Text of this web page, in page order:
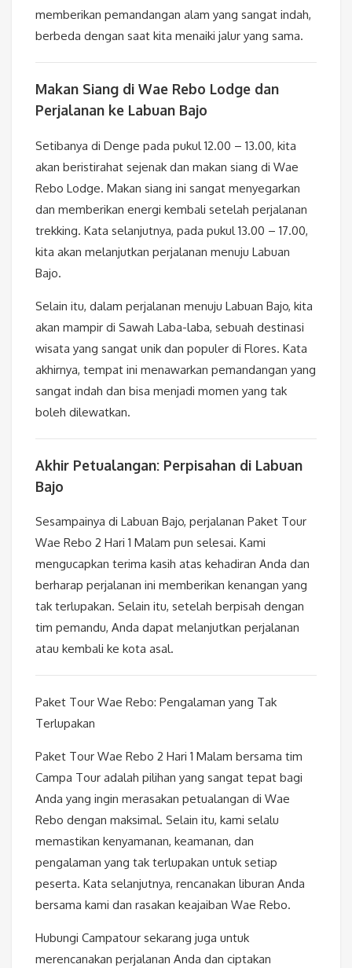
memberikan pemandangan alam yang sangat indah,
berbeda dengan saat kita menaiki jalur yang sama.
Makan Siang di Wae Rebo Lodge dan
Perjalanan ke Labuan Bajo
Setibanya di Denge pada pukul 12.00 – 13.00, kita
akan beristirahat sejenak dan makan siang di Wae
Rebo Lodge. Makan siang ini sangat menyegarkan
dan memberikan energi kembali setelah perjalanan
trekking. Kata selanjutnya, pada pukul 13.00 – 17.00,
kita akan melanjutkan perjalanan menuju Labuan
Bajo.
Selain itu, dalam perjalanan menuju Labuan Bajo, kita
akan mampir di Sawah Laba-laba, sebuah destinasi
wisata yang sangat unik dan populer di Flores. Kata
akhirnya, tempat ini menawarkan pemandangan yang
sangat indah dan bisa menjadi momen yang tak
boleh dilewatkan.
Akhir Petualangan: Perpisahan di Labuan
Bajo
Sesampainya di Labuan Bajo, perjalanan Paket Tour
Wae Rebo 2 Hari 1 Malam pun selesai. Kami
mengucapkan terima kasih atas kehadiran Anda dan
berharap perjalanan ini memberikan kenangan yang
tak terlupakan. Selain itu, setelah berpisah dengan
tim pemandu, Anda dapat melanjutkan perjalanan
atau kembali ke kota asal.
Paket Tour Wae Rebo: Pengalaman yang Tak
Terlupakan
Paket Tour Wae Rebo 2 Hari 1 Malam bersama tim
Campa Tour adalah pilihan yang sangat tepat bagi
Anda yang ingin merasakan petualangan di Wae
Rebo dengan maksimal. Selain itu, kami selalu
memastikan kenyamanan, keamanan, dan
pengalaman yang tak terlupakan untuk setiap
peserta. Kata selanjutnya, rencanakan liburan Anda
bersama kami dan rasakan keajaiban Wae Rebo.
Hubungi Campatour sekarang juga untuk
merencanakan perjalanan Anda dan ciptakan